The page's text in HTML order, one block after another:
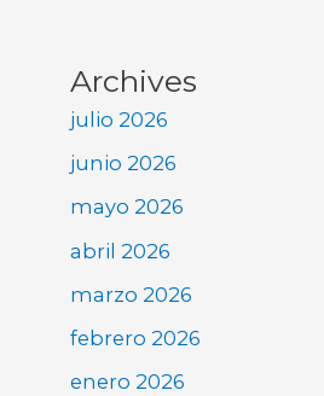
Archives
julio 2026
junio 2026
mayo 2026
abril 2026
marzo 2026
febrero 2026
enero 2026